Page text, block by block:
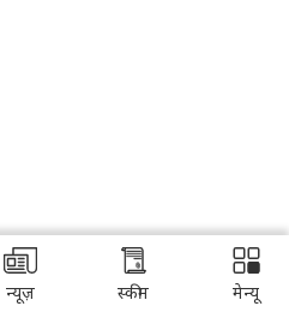
न्यूज़ स्कीम मेन्यू